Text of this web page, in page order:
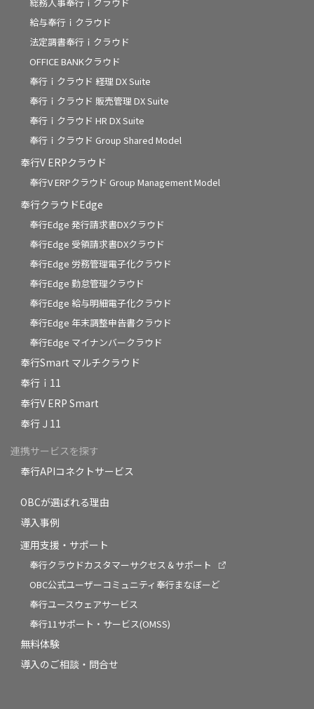
総務人事奉行ｉクラウド
給与奉行ｉクラウド
法定調書奉行ｉクラウド
OFFICE BANKクラウド
奉行ｉクラウド 経理 DX Suite
奉行ｉクラウド 販売管理 DX Suite
奉行ｉクラウド HR DX Suite
奉行ｉクラウド Group Shared Model
奉行V ERPクラウド
奉行V ERPクラウド Group Management Model
奉行クラウドEdge
奉行Edge 発行請求書DXクラウド
奉行Edge 受領請求書DXクラウド
奉行Edge 労務管理電子化クラウド
奉行Edge 勤怠管理クラウド
奉行Edge 給与明細電子化クラウド
奉行Edge 年末調整申告書クラウド
奉行Edge マイナンバークラウド
奉行Smart マルチクラウド
奉行ｉ11
奉行V ERP Smart
奉行Ｊ11
連携サービスを探す
奉行APIコネクトサービス
OBCが選ばれる理由
導入事例
運用支援・サポート
奉行クラウドカスタマーサクセス＆サポート
OBC公式ユーザーコミュニティ奉行まなぼーど
奉行ユースウェアサービス
奉行11サポート・サービス(OMSS)
無料体験
導入のご相談・問合せ